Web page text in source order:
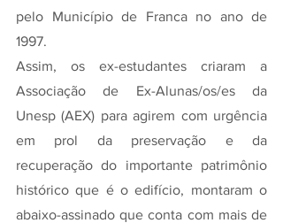
pelo Município de Franca no ano de
1997.
Assim, os ex-estudantes criaram a
Associação de Ex-Alunas/os/es da
Unesp (AEX) para agirem com urgência
em prol da preservação e da
recuperação do importante patrimônio
histórico que é o edifício, montaram o
abaixo-assinado que conta com mais de